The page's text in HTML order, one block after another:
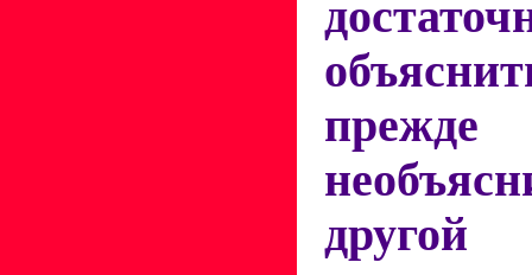
прежде
другой